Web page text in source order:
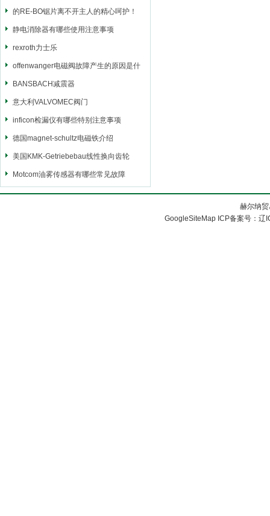
的RE-BO锯片离不开主人的精心呵护！
静电消除器有哪些使用注意事项
rexroth力士乐
offenwanger电磁阀故障产生的原因是什
么呢
BANSBACH减震器
意大利VALVOMEC阀门
inficon检漏仪有哪些特别注意事项
德国magnet-schultz电磁铁介绍
美国KMK-Getriebebau线性换向齿轮
Motcom油雾传感器有哪些常见故障
赫尔纳
GoogleSiteMap ICP备案号：辽